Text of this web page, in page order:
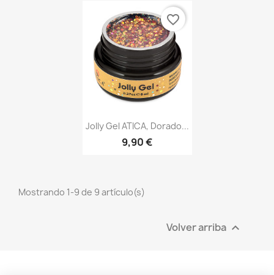
Vista rápida
Jolly Gel ATICA, Dorado...
9,90 €
favorite_border
Mostrando 1-9 de 9 artículo(s)
Volver arriba 